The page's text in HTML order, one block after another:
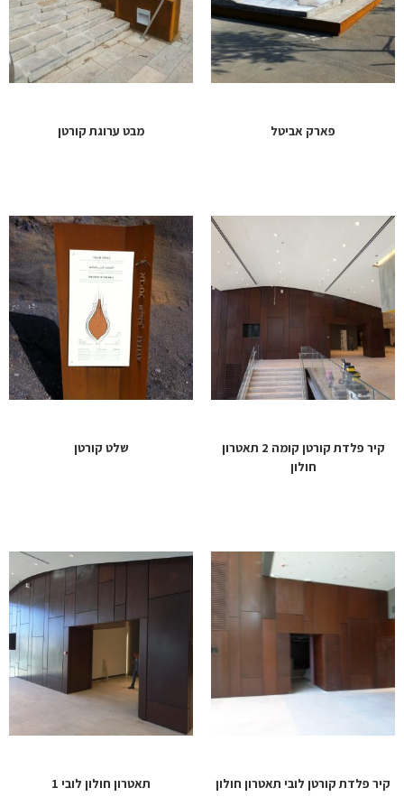
פארק אביטל מבט ערוגת קורטן
קיר פלדת קורטן קומה 2 תאטרון
חולון
שלט קורטן
קיר פלדת קורטן לובי תאטרון חולון תאטרון חולון לובי 1